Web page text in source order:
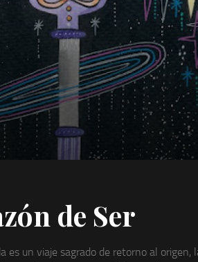
de Ser
es un viaje sagrado de retorno al origen,